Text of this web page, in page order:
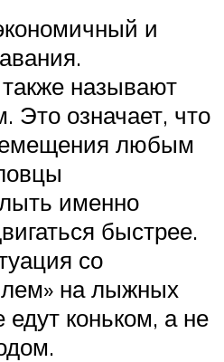
и
называют
Это означает, что
любым
именно
быстрее.
со
на лыжных
едут коньком, а не